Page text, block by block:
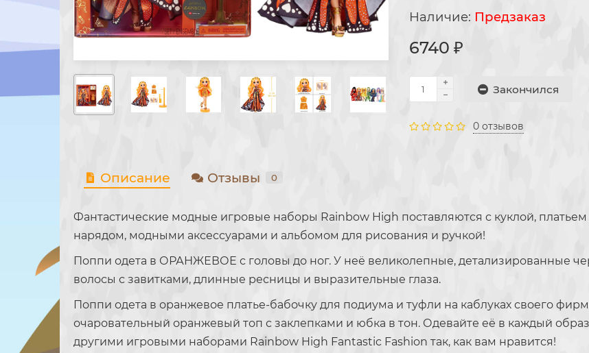
Предзаказ
6740 ₽
Закончился
0 отзывов
Описание Отзывы 0
Фантастические модные игровые наборы Rainbow High поставляются с куклой,
нарядом, модными аксессуарами и альбомом для рисования и ручкой!
Поппи одета в ОРАНЖЕВОЕ с головы до ног. У неё великолепные, детализированные
волосы с завитками, длинные ресницы и выразительные глаза.
Поппи одета в оранжевое платье-бабочку для подиума и туфли на каблуках своего
очаровательный оранжевый топ с заклепками и юбка в тон. Одевайте её в каждый
другими игровыми наборами Rainbow High Fantastic Fashion так, как вам нравится!